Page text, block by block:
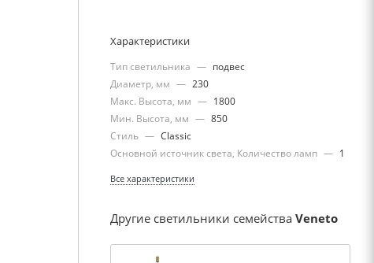
Характеристики
Тип светильника — подвес
Диаметр, мм — 230
Макс. Высота, мм — 1800
Мин. Высота, мм — 850
Стиль — Classic
Основной источник света, Количество ламп — 1
Все характеристики
Другие светильники семейства Veneto